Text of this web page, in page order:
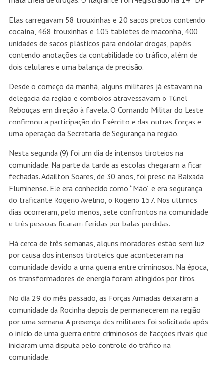
Elas carregavam 58 trouxinhas e 20 sacos pretos contendo
cocaína, 468 trouxinhas e 105 tabletes de maconha, 400
unidades de sacos plásticos para endolar drogas, papéis
contendo anotações da contabilidade do tráfico, além de
dois celulares e uma balança de precisão.
Desde o começo da manhã, alguns militares já estavam na
delegacia da região e comboios atravessavam o Túnel
Rebouças em direção à favela. O Comando Militar do Leste
confirmou a participação do Exército e das outras forças e
uma operação da Secretaria de Segurança na região.
Nesta segunda (9) foi um dia de intensos tiroteios na
comunidade. Na parte da tarde as escolas chegaram a ficar
fechadas. Adailton Soares, de 30 anos, foi preso na Baixada
Fluminense. Ele era conhecido como “Mão” e era segurança
do traficante Rogério Avelino, o Rogério 157. Nos últimos
dias ocorreram, pelo menos, sete confrontos na comunidade
e três pessoas ficaram feridas por balas perdidas.
Há cerca de três semanas, alguns moradores estão sem luz
por causa dos intensos tiroteios que aconteceram na
comunidade devido a uma guerra entre criminosos. Na época,
os transformadores de energia foram atingidos por tiros.
No dia 29 do mês passado, as Forças Armadas deixaram a
comunidade da Rocinha depois de permanecerem na região
por uma semana. A presença dos militares foi solicitada após
o início de uma guerra entre criminosos de facções rivais que
iniciaram uma disputa pelo controle do tráfico na
comunidade.